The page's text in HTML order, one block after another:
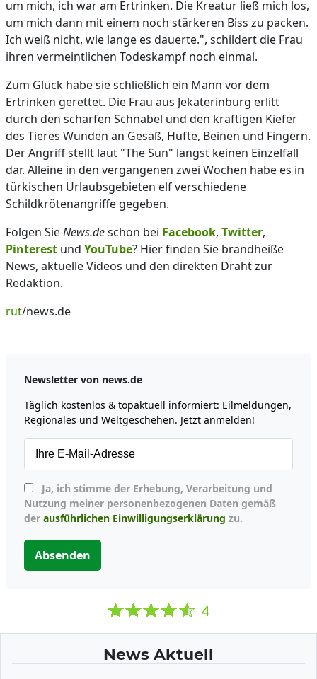
um mich, ich war am Ertrinken. Die Kreatur ließ mich los,
um mich dann mit einem noch stärkeren Biss zu packen.
Ich weiß nicht, wie lange es dauerte.", schildert die Frau
ihren vermeintlichen Todeskampf noch einmal.
Zum Glück habe sie schließlich ein Mann vor dem
Ertrinken gerettet. Die Frau aus Jekaterinburg erlitt
durch den scharfen Schnabel und den kräftigen Kiefer
des Tieres Wunden an Gesäß, Hüfte, Beinen und Fingern.
Der Angriff stellt laut "The Sun" längst keinen Einzelfall
dar. Alleine in den vergangenen zwei Wochen habe es in
türkischen Urlaubsgebieten elf verschiedene
Schildkrötenangriffe gegeben.
Folgen SieNews.deschon bei Facebook, Twitter,
Pinterest und YouTube? Hier finden Sie brandheiße
News, aktuelle Videos und den direkten Draht zur
Redaktion.
rut/news.de
Newsletter von news.de
Täglich kostenlos & topaktuell informiert: Eilmeldungen,
Regionales und Weltgeschehen. Jetzt anmelden!
Nutzung meiner personenbezogenen Daten gemäß
der ausführlichen Einwilligungserklärung zu.
Absenden
4
News Aktuell